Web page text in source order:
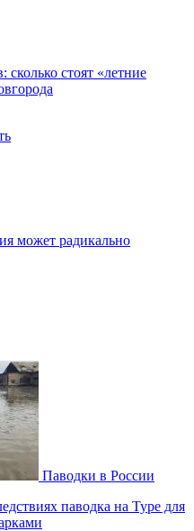
стоят «летние
может радикально
Паводки в России
паводка на Туре для